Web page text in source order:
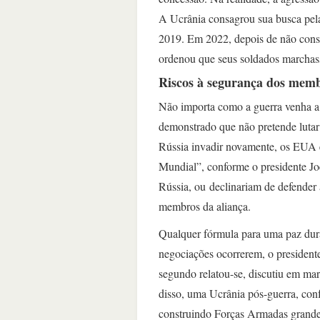
A Ucrânia consagrou sua busca
2019. Em 2022, depois de não
ordenou que seus soldados
Riscos à segurança dos
Não importa como a guerra venha
demonstrado que não pretende
Rússia invadir novamente, os EUA
Mundial”, conforme o presidente
Rússia, ou declinariam de
membros da aliança.
Qualquer fórmula para uma paz
negociações ocorrerem, o
segundo relatou-se, discutiu em
disso, uma Ucrânia pós-guerra,
construindo Forças Armadas